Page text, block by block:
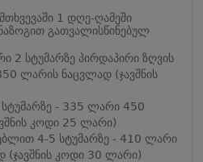
1 დღე-ღამეში
გათვალისწინებულ
2 სტუმარზე პირდაპირი ზღვის
ლარის ნაცვლად (ჯავშნის
- 335 ლარი 450
კოდი 25 ლარი)
4-5 სტუმარზე - 410 ლარი
კოდი 30 ლარი)